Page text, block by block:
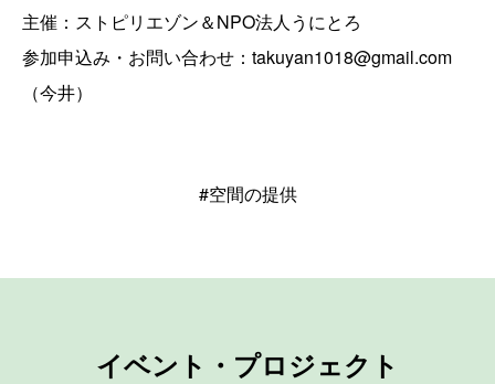
主催：ストピリエゾン＆NPO法人うにとろ
参加申込み・お問い合わせ：takuyan1018@gmail.com
（今井）
#空間の提供
イベント・プロジェクト